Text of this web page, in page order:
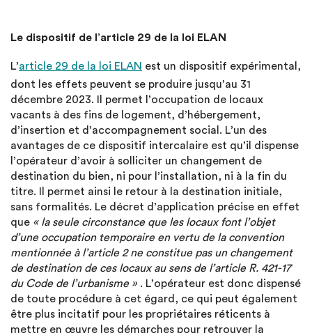
Le dispositif de l’article 29 de la loi ELAN
L’article 29 de la loi ELAN est un dispositif expérimental,
dont les effets peuvent se produire jusqu’au 31
décembre 2023. Il permet l’occupation de locaux
vacants à des fins de logement, d’hébergement,
d’insertion et d’accompagnement social. L’un des
avantages de ce dispositif intercalaire est qu’il dispense
l’opérateur d’avoir à solliciter un changement de
destination du bien, ni pour l’installation, ni à la fin du
titre. Il permet ainsi le retour à la destination initiale,
sans formalités. Le décret d’application précise en effet
que « la seule circonstance que les locaux font l’objet
d’une occupation temporaire en vertu de la convention
mentionnée à l’article 2 ne constitue pas un changement
de destination de ces locaux au sens de l’article R. 421-17
du Code de l’urbanisme » . L’opérateur est donc dispensé
de toute procédure à cet égard, ce qui peut également
être plus incitatif pour les propriétaires réticents à
mettre en œuvre les démarches pour retrouver la